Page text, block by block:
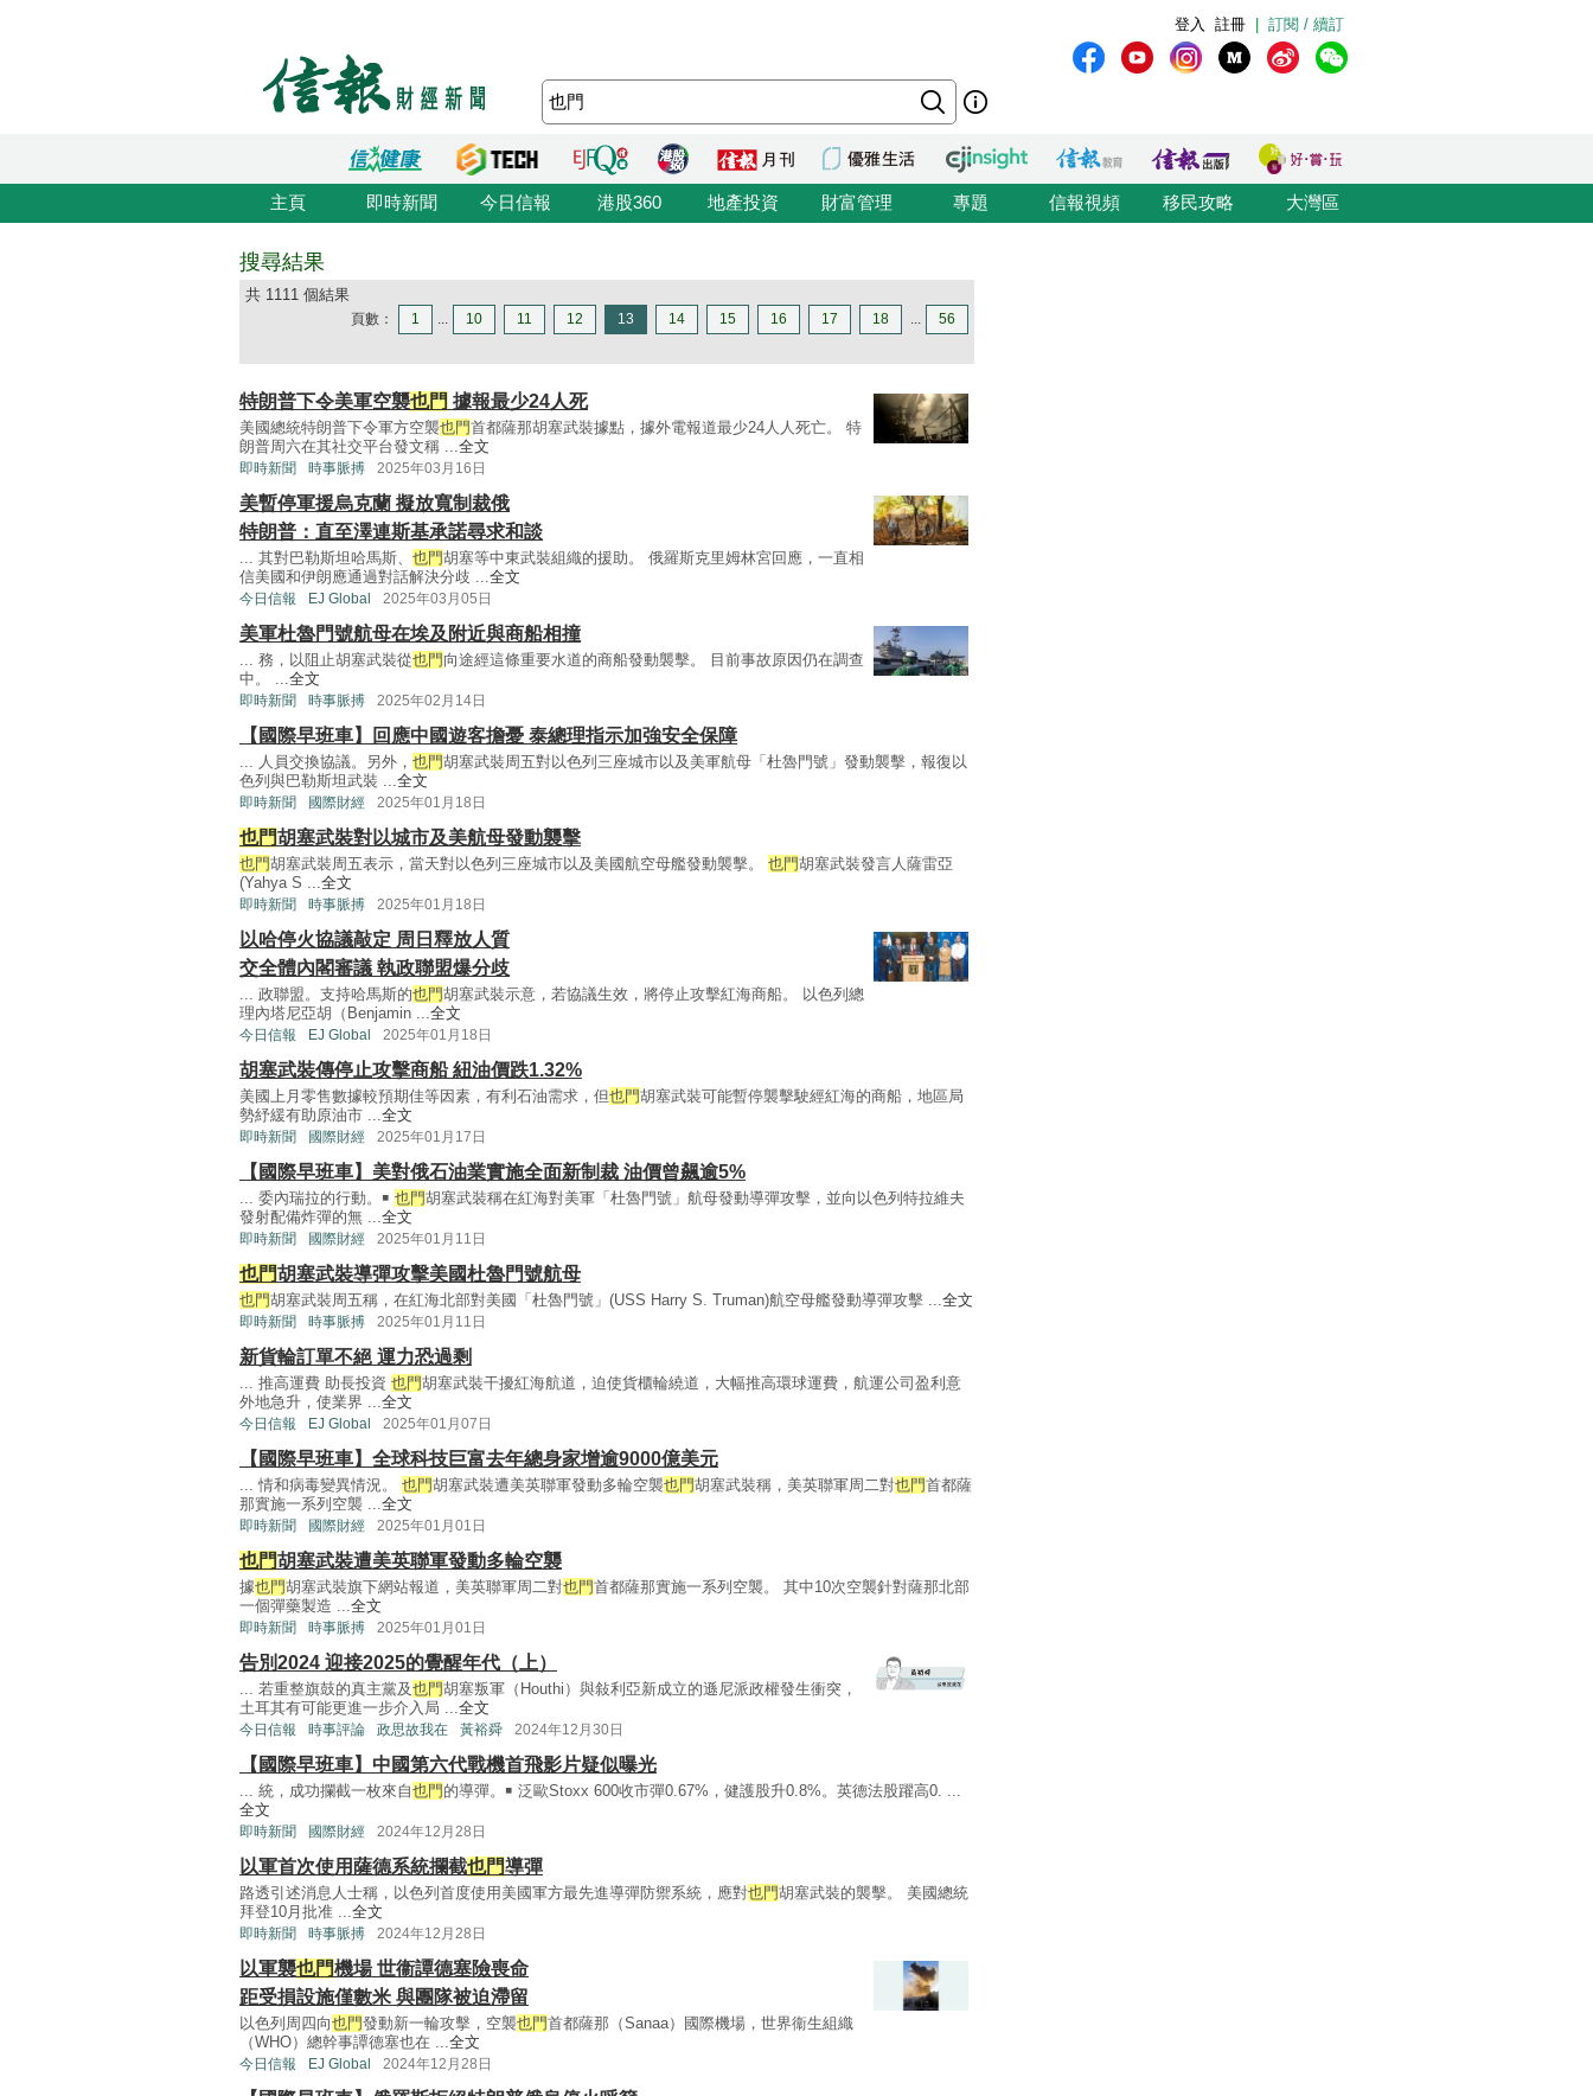
訂閱 / 續訂
註冊
登入
主頁 即時新聞 今日信報 港股360 地產投資 財富管理 專題 信報視頻 移民攻略 大灣區
搜尋結果
共 1111 個結果
頁數： 1 ... 10 11 12 13 14 15 16 17 18 ... 56
特朗普下令美軍空襲也門 據報最少24人死
美國總統特朗普下令軍方空襲也門首都薩那胡塞武裝據點，據外電報道最少24人人死亡。 特
朗普周六在其社交平台發文稱 ...全文
即時新聞 時事脈搏 2025年03月16日
美暫停軍援烏克蘭 擬放寬制裁俄
特朗普：直至澤連斯基承諾尋求和談
... 其對巴勒斯坦哈馬斯、 也門胡塞等中東武裝組織的援助。 俄羅斯克里姆林宮回應，一直相
信美國和伊朗應通過對話解決分歧 ...全文
今日信報 EJ Global 2025年03月05日
美軍杜魯門號航母在埃及附近與商船相撞
... 務，以阻止胡塞武裝從也門 向途經這條重要水道的商船發動襲擊。 目前事故原因仍在調查
中。 ...全文
即時新聞 時事脈搏 2025年02月14日
【國際早班車】回應中國遊客擔憂 泰總理指示加強安全保障
... 人員交換協議。另外， 也門胡塞武裝周五對以色列三座城市以及美軍航母「杜魯門號」發動襲擊，報復以
色列與巴勒斯坦武裝 ...全文
即時新聞 國際財經 2025年01月18日
也門胡塞武裝對以城市及美航母發動襲擊
也門胡塞武裝周五表示，當天對以色列三座城市以及美國航空母艦發動襲擊。 也門胡塞武裝發言人薩雷亞
(Yahya S ...全文
即時新聞 時事脈搏 2025年01月18日
以哈停火協議敲定 周日釋放人質
交全體內閣審議 執政聯盟爆分歧
... 政聯盟。支持哈馬斯的也門胡塞武裝示意，若協議生效，將停止攻擊紅海商船。 以色列總
理內塔尼亞胡（Benjamin ...全文
今日信報 EJ Global 2025年01月18日
胡塞武裝傳停止攻擊商船 紐油價跌1.32%
美國上月零售數據較預期佳等因素，有利石油需求，但也門胡塞武裝可能暫停襲擊駛經紅海的商船，地區局
勢紓緩有助原油市 ...全文
即時新聞 國際財經 2025年01月17日
【國際早班車】美對俄石油業實施全面新制裁 油價曾飆逾5%
... 委內瑞拉的行動。￭ 也門胡塞武裝稱在紅海對美軍「杜魯門號」航母發動導彈攻擊，並向以色列特拉維夫
發射配備炸彈的無 ...全文
即時新聞 國際財經 2025年01月11日
也門胡塞武裝導彈攻擊美國杜魯門號航母
也門胡塞武裝周五稱，在紅海北部對美國「杜魯門號」(USS Harry S. Truman)航空母艦發動導彈攻擊 ...全文
即時新聞 時事脈搏 2025年01月11日
新貨輪訂單不絕 運力恐過剩
... 推高運費 助長投資 也門胡塞武裝干擾紅海航道，迫使貨櫃輪繞道，大幅推高環球運費，航運公司盈利意
外地急升，使業界 ...全文
今日信報 EJ Global 2025年01月07日
【國際早班車】全球科技巨富去年總身家增逾9000億美元
... 情和病毒變異情況。 也門胡塞武裝遭美英聯軍發動多輪空襲也門胡塞武裝稱，美英聯軍周二對也門首都薩
那實施一系列空襲 ...全文
即時新聞 國際財經 2025年01月01日
也門胡塞武裝遭美英聯軍發動多輪空襲
據也門胡塞武裝旗下網站報道，美英聯軍周二對也門首都薩那實施一系列空襲。 其中10次空襲針對薩那北部
一個彈藥製造 ...全文
即時新聞 時事脈搏 2025年01月01日
告別2024 迎接2025的覺醒年代（上）
... 若重整旗鼓的真主黨及也門胡塞叛軍（Houthi）與敍利亞新成立的遜尼派政權發生衝突，
土耳其有可能更進一步介入局 ...全文
今日信報 時事評論 政思故我在 黃裕舜 2024年12月30日
【國際早班車】中國第六代戰機首飛影片疑似曝光
... 統，成功攔截一枚來自也門 的導彈。￭ 泛歐Stoxx 600收市彈0.67%，健護股升0.8%。英德法股躍高0. ...
全文
即時新聞 國際財經 2024年12月28日
以軍首次使用薩德系統攔截也門導彈
路透引述消息人士稱，以色列首度使用美國軍方最先進導彈防禦系統，應對也門胡塞武裝的襲擊。 美國總統
拜登10月批准 ...全文
即時新聞 時事脈搏 2024年12月28日
以軍襲也門機場 世衞譚德塞險喪命
距受損設施僅數米 與團隊被迫滯留
以色列周四向也門發動新一輪攻擊，空襲也門首都薩那（Sanaa）國際機場，世界衞生組織
（WHO）總幹事譚德塞也在 ...全文
今日信報 EJ Global 2024年12月28日